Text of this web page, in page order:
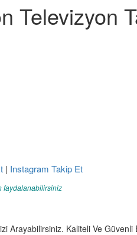
Televizyon
| Instagram Takip Et
faydalanabilirsiniz
Arayabilirsiniz. Kaliteli Ve Güvenli